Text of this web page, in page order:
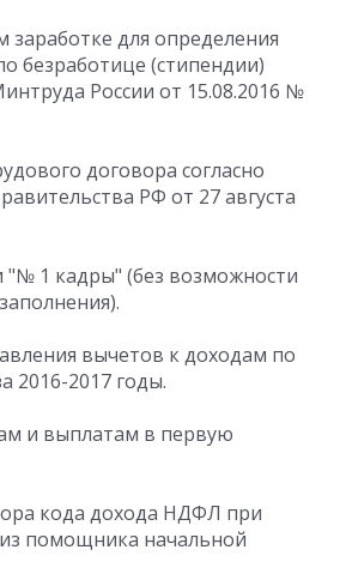
заработке для определения
безработице (стипендии)
России от 15.08.2016 №
договора согласно
РФ от 27 августа
"№ 1 кадры" (без возможности
вычетов к доходам по
2016-2017 годы.
и выплатам в первую
кода дохода НДФЛ при
помощника начальной